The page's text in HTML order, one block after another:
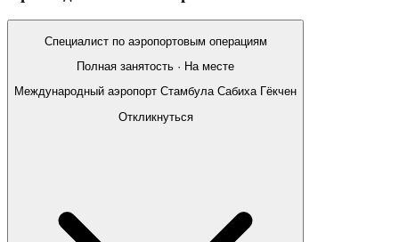
Специалист по аэропортовым операциям
Полная занятость · На месте
Международный аэропорт Стамбула Сабиха Гёкчен
Откликнуться